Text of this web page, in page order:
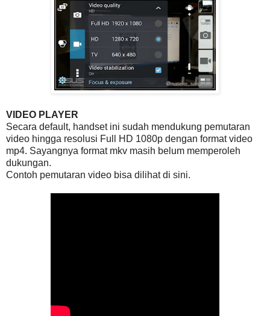
VIDEO PLAYER
Secara default, handset ini sudah mendukung pemutaran
video hingga resolusi Full HD 1080p dengan format video
mp4. Sayangnya format mkv masih belum memperoleh
dukungan.
Contoh pemutaran video bisa dilihat di sini.